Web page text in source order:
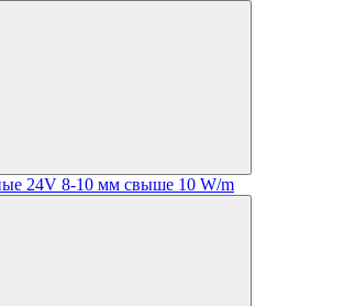
24V 8-10 мм свыше 10 W/m